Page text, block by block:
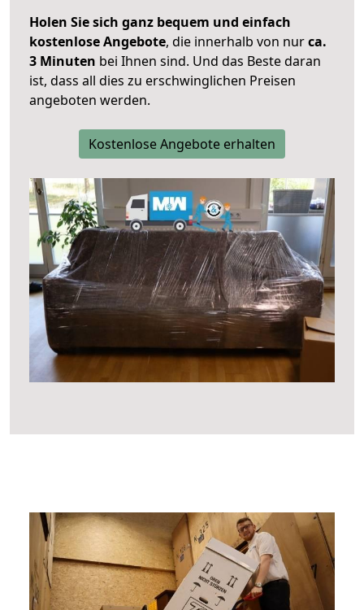
Holen Sie sich ganz bequem und einfach
kostenlose Angebote, die innerhalb von nurca.
3 Minuten bei Ihnen sind. Und das Beste daran
ist, dass all dies zu erschwinglichen Preisen
angeboten werden.
Kostenlose Angebote erhalten